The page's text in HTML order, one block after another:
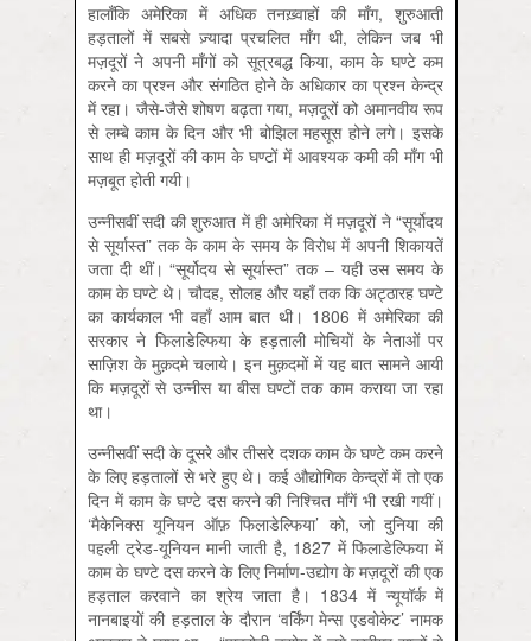
हालाँकि अमेरिका में अधिक तनख़्वाहों की माँग, शुरुआती
हड़तालों में सबसे ज़्यादा प्रचलित माँग थी, लेकिन जब भी
मज़दूरों ने अपनी माँगों को सूत्रबद्ध किया, काम के घण्टे कम
करने का प्रश्न और संगठित होने के अधिकार का प्रश्न केन्द्र
में रहा। जैसे-जैसे शोषण बढ़ता गया, मज़दूरों को अमानवीय रूप
से लम्बे काम के दिन और भी बोझिल महसूस होने लगे। इसके
साथ ही मज़दूरों की काम के घण्टों में आवश्यक कमी की माँग भी
मज़बूत होती गयी।
उन्नीसवीं सदी की शुरुआत में ही अमेरिका में मज़दूरों ने “सूर्योदय
से सूर्यास्त” तक के काम के समय के विरोध में अपनी शिकायतें
जता दी थीं। “सूर्योदय से सूर्यास्त” तक – यही उस समय के
काम के घण्टे थे। चौदह, सोलह और यहाँ तक कि अट्ठारह घण्टे
का कार्यकाल भी वहाँ आम बात थी। 1806 में अमेरिका की
सरकार ने फिलाडेल्फिया के हड़ताली मोचियों के नेताओं पर
साज़िश के मुक़दमे चलाये। इन मुक़दमों में यह बात सामने आयी
कि मज़दूरों से उन्नीस या बीस घण्टों तक काम कराया जा रहा
था।
उन्नीसवीं सदी के दूसरे और तीसरे दशक काम के घण्टे कम करने
के लिए हड़तालों से भरे हुए थे। कई औद्योगिक केन्द्रों में तो एक
दिन में काम के घण्टे दस करने की निश्चित माँगें भी रखी गयीं।
‘मैकेनिक्स यूनियन ऑफ़ फिलाडेल्फिया’ को, जो दुनिया की
पहली ट्रेड-यूनियन मानी जाती है, 1827 में फिलाडेल्फिया में
काम के घण्टे दस करने के लिए निर्माण-उद्योग के मज़दूरों की एक
हड़ताल करवाने का श्रेय जाता है। 1834 में न्यूयॉर्क में
नानबाइयों की हड़ताल के दौरान ‘वर्किंग मेन्स एडवोकेट’ नामक